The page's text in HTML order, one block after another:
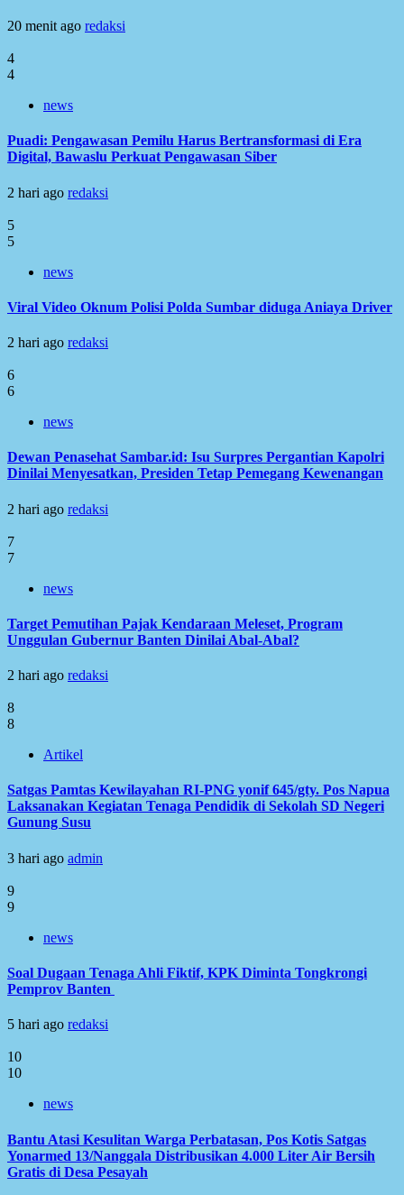
20 menit ago redaksi
4
4
news
Puadi: Pengawasan Pemilu Harus Bertransformasi di Era
Digital, Bawaslu Perkuat Pengawasan Siber
2 hari ago redaksi
5
5
news
Viral Video Oknum Polisi Polda Sumbar diduga Aniaya Driver
2 hari ago redaksi
6
6
news
Dewan Penasehat Sambar.id: Isu Surpres Pergantian Kapolri
Dinilai Menyesatkan, Presiden Tetap Pemegang Kewenangan
2 hari ago redaksi
7
7
news
Target Pemutihan Pajak Kendaraan Meleset, Program
Unggulan Gubernur Banten Dinilai Abal-Abal?
2 hari ago redaksi
8
8
Artikel
Satgas Pamtas Kewilayahan RI-PNG yonif 645/gty. Pos Napua
Laksanakan Kegiatan Tenaga Pendidik di Sekolah SD Negeri
Gunung Susu
3 hari ago admin
9
9
news
Soal Dugaan Tenaga Ahli Fiktif, KPK Diminta Tongkrongi
Pemprov Banten
5 hari ago redaksi
10
10
news
Bantu Atasi Kesulitan Warga Perbatasan, Pos Kotis Satgas
Yonarmed 13/Nanggala Distribusikan 4.000 Liter Air Bersih
Gratis di Desa Pesayah